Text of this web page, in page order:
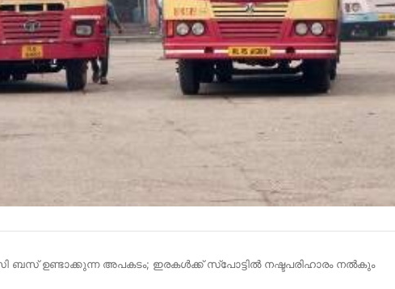
ഉണ്ടാക്കുന്ന അപകടം; ഇരകള്‍ക്ക് സ്പോട്ടില്‍ നഷ്ടപരിഹാരം നൽകും